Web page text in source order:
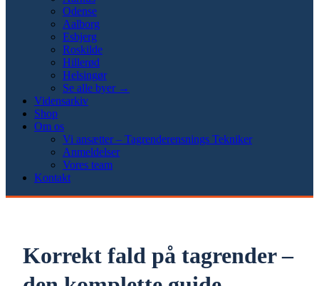
Odense
Aalborg
Esbjerg
Roskilde
Hillerød
Helsingør
Se alle byer →
Vidensarkiv
Shop
Om os
Vi ansætter – Tagrenderensnings Tekniker
Anmeldelser
Vores team
Kontakt
Korrekt fald på tagrender –